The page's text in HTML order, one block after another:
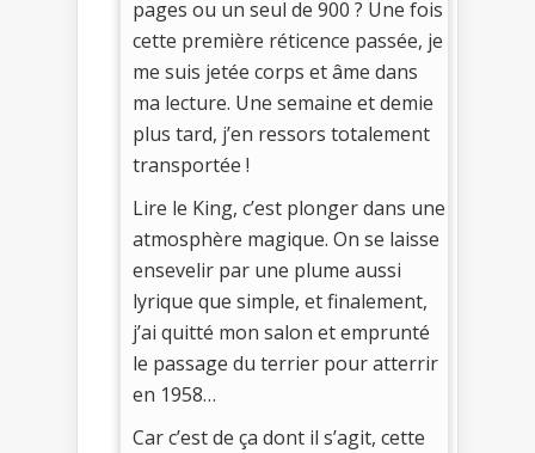
pages ou un seul de 900 ? Une fois
cette première réticence passée, je
me suis jetée corps et âme dans
ma lecture. Une semaine et demie
plus tard, j’en ressors totalement
transportée !
Lire le King, c’est plonger dans une
atmosphère magique. On se laisse
ensevelir par une plume aussi
lyrique que simple, et finalement,
j’ai quitté mon salon et emprunté
le passage du terrier pour atterrir
en 1958…
Car c’est de ça dont il s’agit, cette